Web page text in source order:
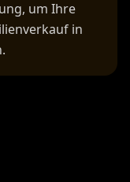
um Ihre
in